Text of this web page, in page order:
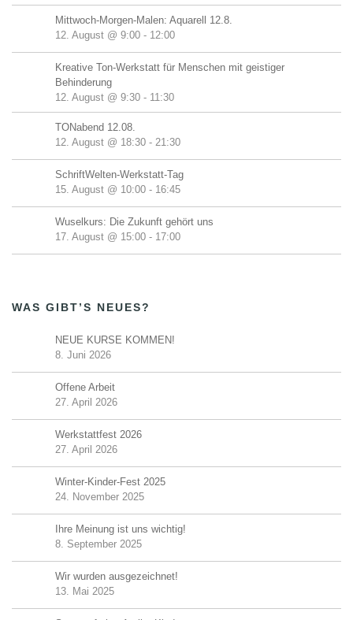
Mittwoch-Morgen-Malen: Aquarell 12.8.
12. August @ 9:00 - 12:00
Kreative Ton-Werkstatt für Menschen mit geistiger
Behinderung
12. August @ 9:30 - 11:30
TONabend 12.08.
12. August @ 18:30 - 21:30
SchriftWelten-Werkstatt-Tag
15. August @ 10:00 - 16:45
Wuselkurs: Die Zukunft gehört uns
17. August @ 15:00 - 17:00
WAS GIBT’S NEUES?
NEUE KURSE KOMMEN!
8. Juni 2026
Offene Arbeit
27. April 2026
Werkstattfest 2026
27. April 2026
Winter-Kinder-Fest 2025
24. November 2025
Ihre Meinung ist uns wichtig!
8. September 2025
Wir wurden ausgezeichnet!
13. Mai 2025